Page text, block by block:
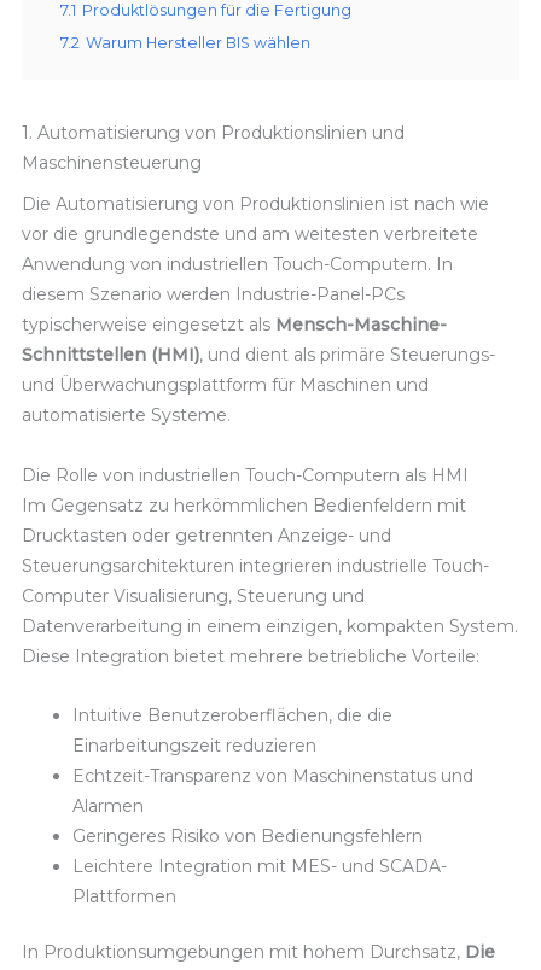
7.1 Produktlösungen für die Fertigung
7.2 Warum Hersteller BIS wählen
1. Automatisierung von Produktionslinien und
Maschinensteuerung
Die Automatisierung von Produktionslinien ist nach wie
vor die grundlegendste und am weitesten verbreitete
Anwendung von industriellen Touch-Computern. In
diesem Szenario werden Industrie-Panel-PCs
typischerweise eingesetzt als Mensch-Maschine-
Schnittstellen (HMI), und dient als primäre Steuerungs-
und Überwachungsplattform für Maschinen und
automatisierte Systeme.
Die Rolle von industriellen Touch-Computern als HMI
Im Gegensatz zu herkömmlichen Bedienfeldern mit
Drucktasten oder getrennten Anzeige- und
Steuerungsarchitekturen integrieren industrielle Touch-
Computer Visualisierung, Steuerung und
Datenverarbeitung in einem einzigen, kompakten System.
Diese Integration bietet mehrere betriebliche Vorteile:
Intuitive Benutzeroberflächen, die die
Einarbeitungszeit reduzieren
Echtzeit-Transparenz von Maschinenstatus und
Alarmen
Geringeres Risiko von Bedienungsfehlern
Leichtere Integration mit MES- und SCADA-
Plattformen
In Produktionsumgebungen mit hohem Durchsatz, Die